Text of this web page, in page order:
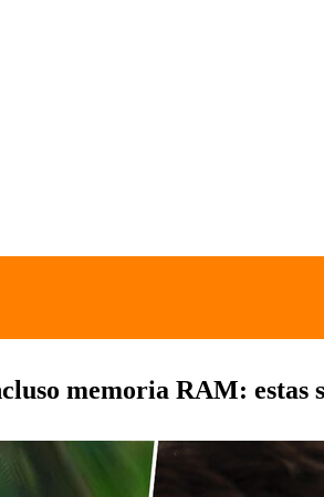
memoria RAM: estas